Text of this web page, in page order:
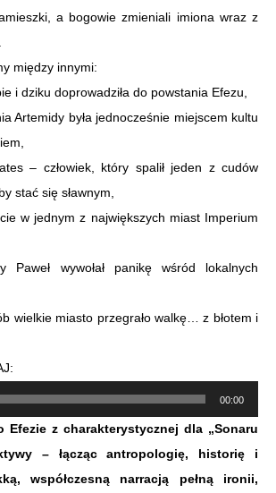
a bogowie zmieniali imiona wraz z
między innymi:
i dziku doprowadziła do powstania Efezu,
Artemidy była jednocześnie miejscem kultu
– człowiek, który spalił jeden z cudów
stać się sławnym,
w jednym z największych miast Imperium
Paweł wywołał panikę wśród lokalnych
wielkie miasto przegrało walkę… z błotem i
00:00
Efezie z charakterystycznej dla „Sonaru
– łącząc antropologię, historię i
współczesną narracją pełną ironii,